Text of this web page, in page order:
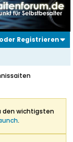
Registrieren
den wichtigsten
.